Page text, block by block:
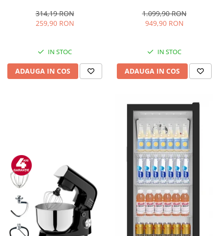
detasabil 1.5L, dispozitiv
spumare, filtru dublu din
314,19 RON
259,90 RON
IN STOC
ADAUGA IN COS
Termostat Ajustabil, Usi
reversibile, H 143 cm, Argintiu
1.099,90 RON
949,90 RON
IN STOC
ADAUGA IN COS